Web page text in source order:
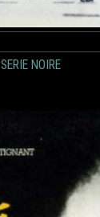
SERIE NOIRE